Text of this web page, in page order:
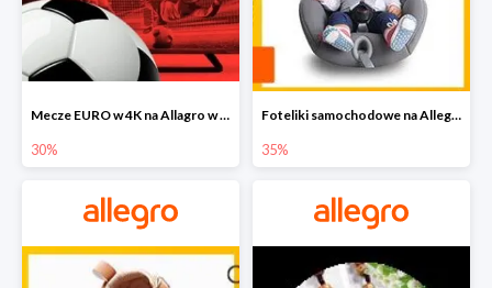
Mecze EURO w 4K na Allagro w super cenach
30%
Foteliki samochodowe na Allegro w super cenach
35%